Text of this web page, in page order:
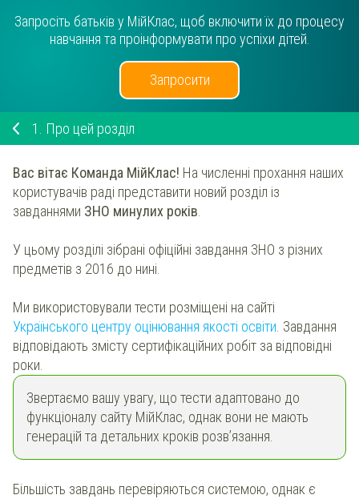
Запросіть батьків у МійКлас, щоб включити їх до процесу
навчання та проінформувати про успіхи дітей.
Запросити
1. Про цей розділ
Вас вітає Команда МійКлас! На численні прохання наших
користувачів раді представити новий розділ із
завданнями ЗНО минулих років.
У цьому розділі зібрані офіційні завдання ЗНО з різних
предметів з 2016 до нині.
Ми використовували тести розміщені на сайті
Українського центру оцінювання якості освіти. Завдання
відповідають змісту сертифікаційних робіт за відповідні
роки.
Звертаємо вашу увагу, що тести адаптовано до
функціоналу сайту МійКлас, однак вони не мають
генерацій та детальних кроків розв’язання.
Більшість завдань перевіряються системою, однак є